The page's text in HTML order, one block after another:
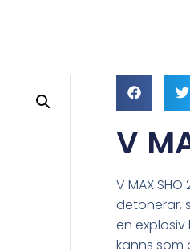
V
V MAX
detonerar,
en
känns som